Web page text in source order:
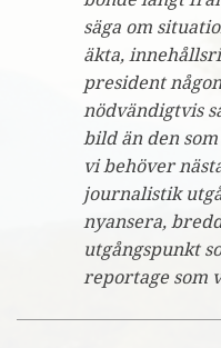
säga om
äkta,
president
nödvändigtvis
bild än den
vi behöver
journalistik
nyansera,
utgångspunkt
reportage som